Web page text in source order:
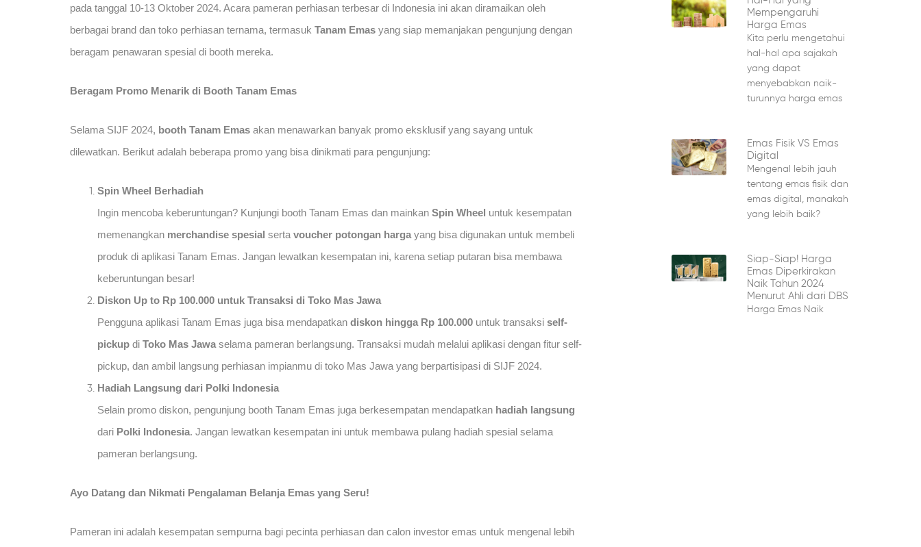
pada tanggal 10-13 Oktober 2024. Acara pameran perhiasan terbesar di Indonesia ini akan diramaikan oleh
berbagai brand dan toko perhiasan ternama, termasuk Tanam Emas yang siap memanjakan pengunjung dengan
beragam penawaran spesial di booth mereka.
Beragam Promo Menarik di Booth Tanam Emas
Selama SIJF 2024, booth Tanam Emas akan menawarkan banyak promo eksklusif yang sayang untuk
dilewatkan. Berikut adalah beberapa promo yang bisa dinikmati para pengunjung:
Spin Wheel Berhadiah
Ingin mencoba keberuntungan? Kunjungi booth Tanam Emas dan mainkan Spin Wheel untuk kesempatan
memenangkan merchandise spesial serta voucher potongan harga yang bisa digunakan untuk membeli
produk di aplikasi Tanam Emas. Jangan lewatkan kesempatan ini, karena setiap putaran bisa membawa
keberuntungan besar!
Diskon Up to Rp 100.000 untuk Transaksi di Toko Mas Jawa
Pengguna aplikasi Tanam Emas juga bisa mendapatkan diskon hingga Rp 100.000 untuk transaksi self-
pickup di Toko Mas Jawa selama pameran berlangsung. Transaksi mudah melalui aplikasi dengan fitur self-
pickup, dan ambil langsung perhiasan impianmu di toko Mas Jawa yang berpartisipasi di SIJF 2024.
Hadiah Langsung dari Polki Indonesia
Selain promo diskon, pengunjung booth Tanam Emas juga berkesempatan mendapatkan hadiah langsung
dari Polki Indonesia. Jangan lewatkan kesempatan ini untuk membawa pulang hadiah spesial selama
pameran berlangsung.
Ayo Datang dan Nikmati Pengalaman Belanja Emas yang Seru!
Pameran ini adalah kesempatan sempurna bagi pecinta perhiasan dan calon investor emas untuk mengenal lebih
Mempengaruhi
Harga Emas
Kita perlu mengetahui
hal-hal apa sajakah
yang dapat
menyebabkan naik-
turunnya harga emas
Emas Fisik VS Emas
Digital
Mengenal lebih jauh
tentang emas fisik dan
emas digital, manakah
yang lebih baik?
Siap-Siap! Harga
Emas Diperkirakan
Naik Tahun 2024
Menurut Ahli dari DBS
Harga Emas Naik